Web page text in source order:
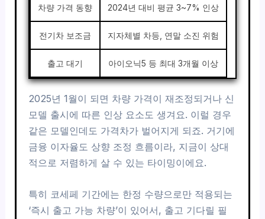
차량 가격 동향 2024년 대비 평균 3~7% 인상
전기차 보조금 지자체별 차등, 연말 소진 위험
출고 대기 아이오닉5 등 최대 3개월 이상
2025년 1월이 되면 차량 가격이 재조정되거나 신
모델 출시에 따른 인상 요소도 생겨요. 이럴 경우
같은 모델인데도 가격차가 벌어지게 되죠. 거기에
금융 이자율도 상향 조정 흐름이라, 지금이 상대
적으로 저렴하게 살 수 있는 타이밍이에요.
특히 코세페 기간에는 한정 수량으로만 적용되는
‘즉시 출고 가능 차량’이 있어서, 출고 기다릴 필